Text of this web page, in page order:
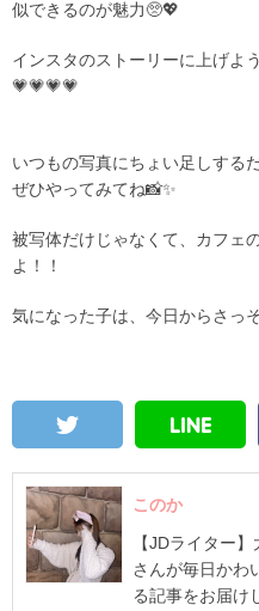
似できるのが魅力🥺💖
インスタのストーリーに上げよ
💗💗💗💗
いつもの写真にちょい足しする
ぜひやってみてね📸✨
被写体だけじゃなくて、カフェ
よ！！
気になった子は、今日からさっ
このか
【JDライター
さんが毎日かわ
る記事をお届け